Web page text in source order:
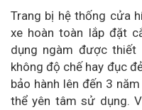
Trang bị hệ thống cửa
xe hoàn toàn lắp đặt
dụng ngàm được thiết
không độ chế hay đục
bảo hành lên đến 3
thể yên tâm sử dụng.